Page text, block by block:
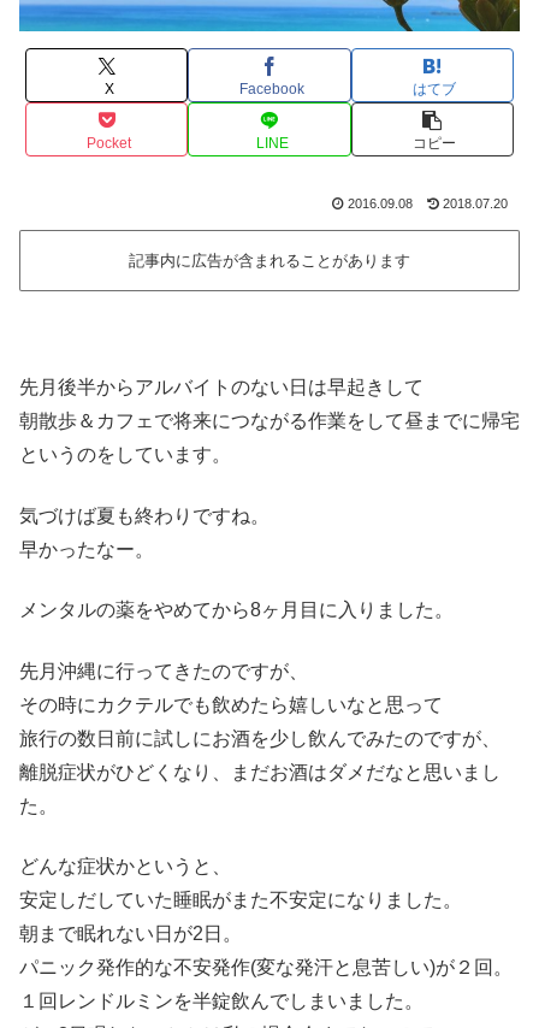
X Facebook はてブ
Pocket LINE コピー
2016.09.08 2018.07.20
記事内に広告が含まれることがあります
先月後半からアルバイトのない日は早起きして
朝散歩＆カフェで将来につながる作業をして昼までに帰宅
というのをしています。
気づけば夏も終わりですね。
早かったなー。
メンタルの薬をやめてから8ヶ月目に入りました。
先月沖縄に行ってきたのですが、
その時にカクテルでも飲めたら嬉しいなと思って
旅行の数日前に試しにお酒を少し飲んでみたのですが、
離脱症状がひどくなり、まだお酒はダメだなと思いまし
た。
どんな症状かというと、
安定しだしていた睡眠がまた不安定になりました。
朝まで眠れない日が2日。
パニック発作的な不安発作(変な発汗と息苦しい)が２回。
１回レンドルミンを半錠飲んでしまいました。